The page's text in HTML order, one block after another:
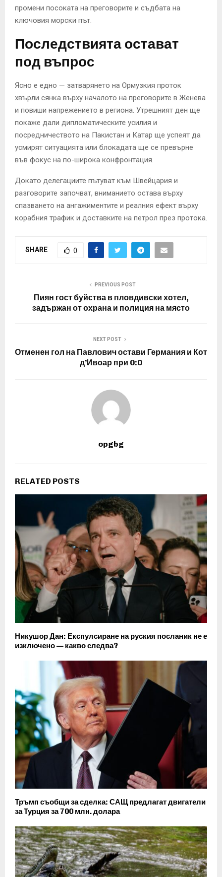
промени посоката на преговорите и съдбата на
ключовия морски път.
Последствията остават
под въпрос
Ясно е едно — затварянето на Ормузкия проток
хвърли сянка върху началото на преговорите в Женева
и повиши напрежението в региона. Утрешният ден ще
покаже дали дипломатическите усилия и
посредничеството на Пакистан и Катар ще успеят да
усмирят ситуацията или блокадата ще се превърне
във фокус на по-широка конфронтация.
Докато делегациите пътуват към Швейцария и
разговорите започват, вниманието остава върху
спазването на ангажиментите и реалния ефект върху
корабния трафик и доставките на петрол през протока.
SHARE 0
PREVIOUS POST
Пиян гост буйства в пловдивски хотел,
задържан от охрана и полиция на място
NEXT POST
Отменен гол на Павлович остави Германия и Кот
д’Ивоар при 0:0
opgbg
RELATED POSTS
Никушор Дан: Експулсиране на руския посланик не е
изключено — какво следва?
Тръмп съобщи за сделка: САЩ предлагат двигатели
за Турция за 700 млн. долара